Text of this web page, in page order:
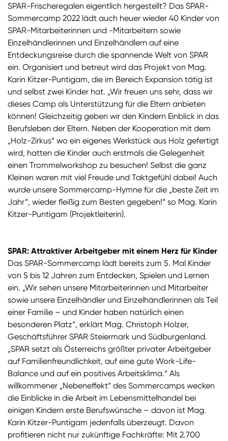
SPAR-Frischeregalen eigentlich hergestellt? Das SPAR-
Sommercamp 2022 lädt auch heuer wieder 40 Kinder von
SPAR-Mitarbeiterinnen und -Mitarbeitern sowie
Einzelhändlerinnen und Einzelhändlern auf eine
Entdeckungsreise durch die spannende Welt von SPAR
ein. Organisiert und betreut wird das Projekt von Mag.
Karin Kitzer-Puntigam, die im Bereich Expansion tätig ist
und selbst zwei Kinder hat. „Wir freuen uns sehr, dass wir
dieses Camp als Unterstützung für die Eltern anbieten
können! Gleichzeitig geben wir den Kindern Einblick in das
Berufsleben der Eltern. Neben der Kooperation mit dem
„Holz-Zirkus“ wo ein eigenes Werkstück aus Holz gefertigt
wird, hatten die Kinder auch erstmals die Gelegenheit
einen Trommelworkshop zu besuchen! Selbst die ganz
Kleinen waren mit viel Freude und Taktgefühl dabei! Auch
wurde unsere Sommercamp-Hymne für die „beste Zeit im
Jahr“, wieder fleißig zum Besten gegeben!“ so Mag. Karin
Kitzer-Puntigam (Projektleiterin).
SPAR: Attraktiver Arbeitgeber mit einem Herz für Kinder
Das SPAR-Sommercamp lädt bereits zum 5. Mal Kinder
von 5 bis 12 Jahren zum Entdecken, Spielen und Lernen
ein. „Wir sehen unsere Mitarbeiterinnen und Mitarbeiter
sowie unsere Einzelhändler und Einzelhändlerinnen als Teil
einer Familie – und Kinder haben natürlich einen
besonderen Platz“, erklärt Mag. Christoph Holzer,
Geschäftsführer SPAR Steiermark und Südburgenland.
„SPAR setzt als Österreichs größter privater Arbeitgeber
auf Familienfreundlichkeit, auf eine gute Work-Life-
Balance und auf ein positives Arbeitsklima.“ Als
willkommener „Nebeneffekt“ des Sommercamps wecken
die Einblicke in die Arbeit im Lebensmittelhandel bei
einigen Kindern erste Berufswünsche – davon ist Mag.
Karin Kitzer-Puntigam jedenfalls überzeugt. Davon
profitieren nicht nur zukünftige Fachkräfte: Mit 2.700